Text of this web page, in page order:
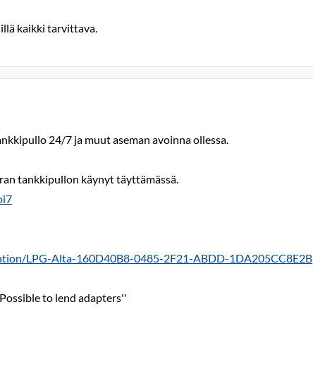
kaikki tarvittava.
24/7 ja muut aseman avoinna ollessa.
tankkipullon käynyt täyttämässä.
LPG-Alta-160D40B8-0485-2F21-ABDD-1DA205CC8E2B
to lend adapters''